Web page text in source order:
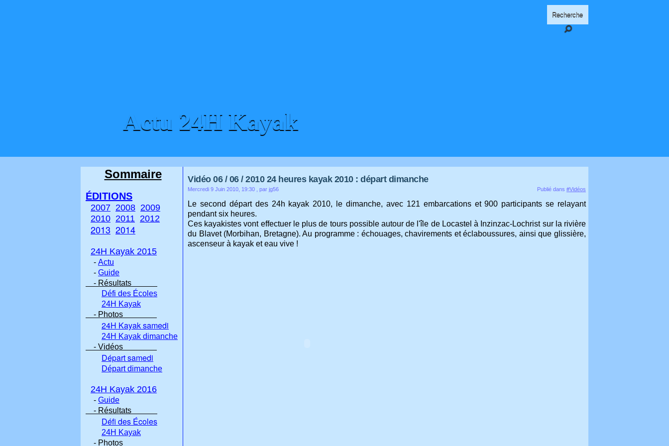
Actu 24H Kayak
Vidéo 06 / 06 / 2010 24 heures kayak 2010 : départ dimanche
Mercredi 9 Juin 2010, 19:30 , par jg56 Publié dans #Vidéos
Le second départ des 24h kayak 2010, le dimanche, avec 121 embarcations et 900 participants se relayant
pendant six heures.
Ces kayakistes vont effectuer le plus de tours possible autour de l'île de Locastel à Inzinzac-Lochrist sur la rivière
du Blavet (Morbihan, Bretagne). Au programme : échouages, chavirements et éclaboussures, ainsi que glissière,
ascenseur à kayak et eau vive !
Sommaire
ÉDITIONS
2007 2008 2009
2010 2011 2012
2013 2014
24H Kayak 2015
- Actu
- Guide
- Résultats
Défi des Écoles
24H Kayak
- Photos
24H Kayak samedi
24H Kayak dimanche
- Vidéos
Départ samedi
Départ dimanche
24H Kayak 2016
- Guide
- Résultats
Défi des Écoles
24H Kayak
- Photos